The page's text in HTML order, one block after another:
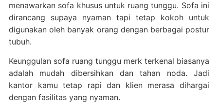
menawarkan sofa khusus untuk ruang tunggu. Sofa ini
dirancang supaya nyaman tapi tetap kokoh untuk
digunakan oleh banyak orang dengan berbagai postur
tubuh.
Keunggulan sofa ruang tunggu merk terkenal biasanya
adalah mudah dibersihkan dan tahan noda. Jadi
kantor kamu tetap rapi dan klien merasa dihargai
dengan fasilitas yang nyaman.